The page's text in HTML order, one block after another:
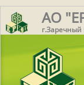
АО
г.Заречный